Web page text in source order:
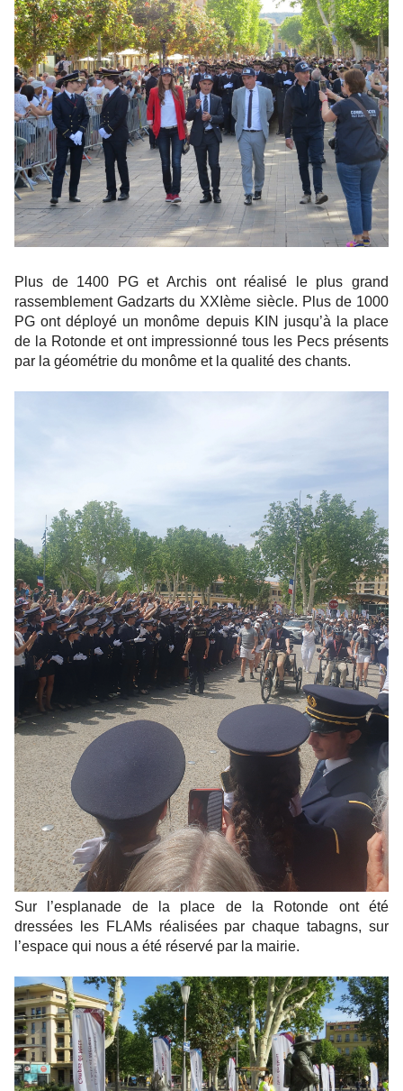
Plus de 1400 PG et Archis ont réalisé le plus grand
rassemblement Gadzarts du XXIème siècle. Plus de 1000
PG ont déployé un monôme depuis KIN jusqu’à la place
de la Rotonde et ont impressionné tous les Pecs présents
par la géométrie du monôme et la qualité des chants.
Sur l’esplanade de la place de la Rotonde ont été
dressées les FLAMs réalisées par chaque tabagns, sur
l’espace qui nous a été réservé par la mairie.